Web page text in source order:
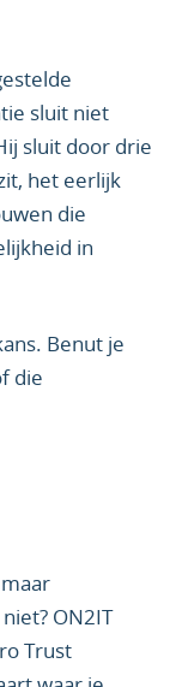
sluit niet
sluit door drie
het eerlijk
die
in
Benut je
die
ON2IT
Trust